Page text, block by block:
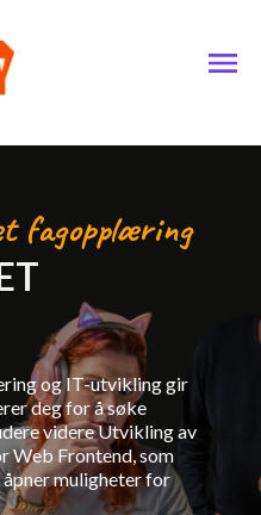
fagopplæring
og IT-utvikling gir
deg for å søke
videre Utvikling av
Web Frontend, som
muligheter for